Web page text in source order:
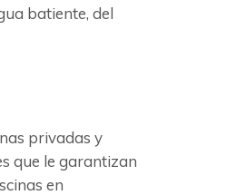
batiente, del
privadas y
que le garantizan
en